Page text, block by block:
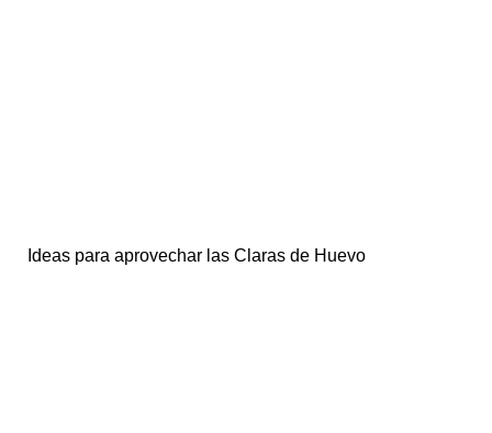
Ideas para aprovechar las Claras de Huevo